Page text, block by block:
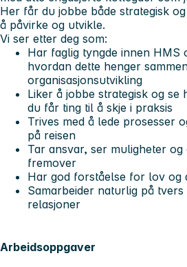
Her får du jobbe både strategisk
å påvirke og utvikle.
Vi ser etter deg som:
Har faglig tyngde innen HMS
hvordan dette henger
organisasjonsutvikling
Liker å jobbe strategisk og se
du får ting til å skje i praksis
Trives med å lede prosesser
på reisen
Tar ansvar, ser muligheter og
fremover
Har god forståelse for lov og
Samarbeider naturlig på
relasjoner
Arbeidsoppgaver